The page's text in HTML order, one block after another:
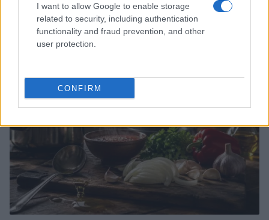
I want to allow Google to enable storage
related to security, including authentication
functionality and fraud prevention, and other
user protection.
CONFIRM
Medidas, iluminación y almacenamiento para una isla
de cocina funcional
Lucía Fernández · 3 Ago 2026